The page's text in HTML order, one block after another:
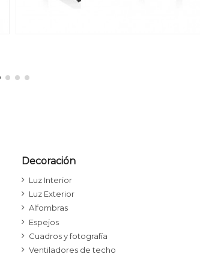
Decoración
Luz Interior
Luz Exterior
Alfombras
Espejos
Cuadros y fotografía
Ventiladores de techo